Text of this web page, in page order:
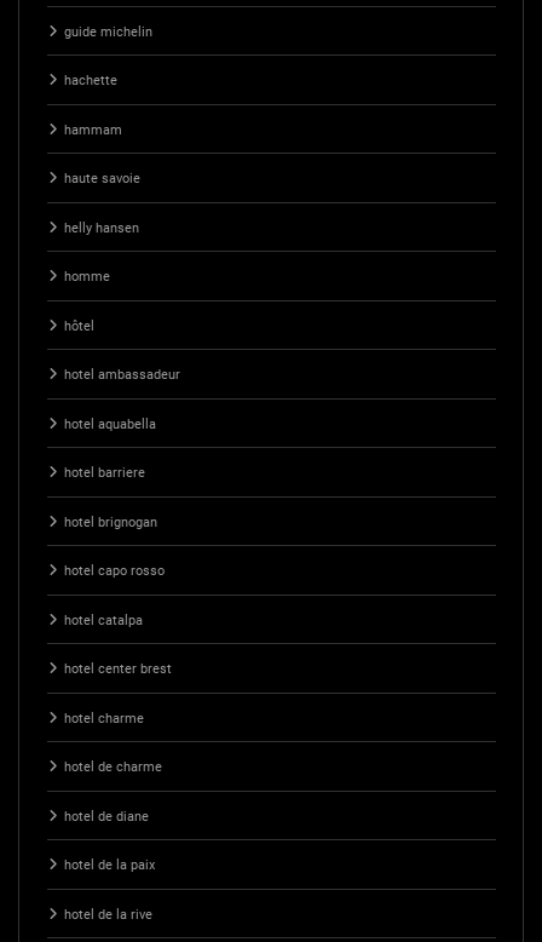
guide michelin
hachette
hammam
haute savoie
helly hansen
homme
hôtel
hotel ambassadeur
hotel aquabella
hotel barriere
hotel brignogan
hotel capo rosso
hotel catalpa
hotel center brest
hotel charme
hotel de charme
hotel de diane
hotel de la paix
hotel de la rive